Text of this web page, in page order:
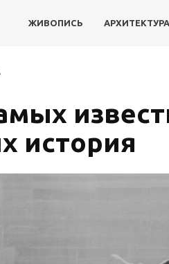
ЖИВОПИСЬ АРХИТЕКТУРА
история